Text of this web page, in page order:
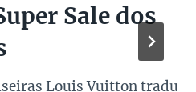
dos
Vuitton traduzem